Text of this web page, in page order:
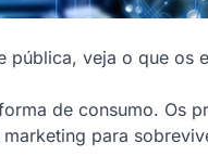
pública, veja o que os
de consumo. Os
para